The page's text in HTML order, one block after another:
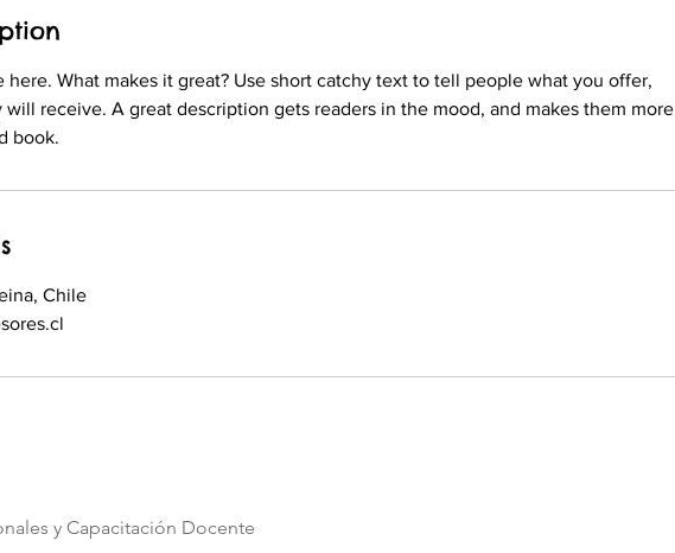
here. What makes it great? Use short catchy text to tell people what you offer,
receive. A great description gets readers in the mood, and makes them more
Chile
y Capacitación Docente